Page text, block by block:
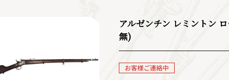
アルゼンチン レミントン
無)